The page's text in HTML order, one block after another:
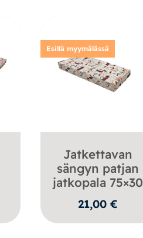
Esillä myymälässä
Jatkettavan
sängyn patjan
jatkopala 75×30
21,00€